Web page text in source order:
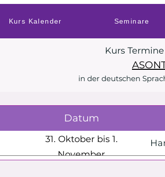
Kurs Kalender Seminare
Kurs
in der deutschen
Datum
31. Oktober bis 1.
November